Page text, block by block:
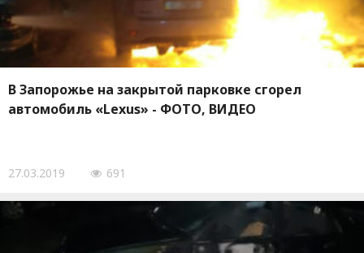
В Запорожье на закрытой парковке сгорел
автомобиль «Lexus» - ФОТО, ВИДЕО
27.03.2019 691